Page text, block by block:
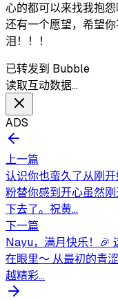
心的都可以来找我抱
还有一个愿望，希望
泪！！！
已转发到 Bubble
读取互动数据…
ADS
上一篇
认识你也蛮久了从刚
粉替你感到开心虽然
下去了。祝黄...
下一篇
Nayu，满月快乐！🎉
在眼里～ 从最初的青
越精彩...